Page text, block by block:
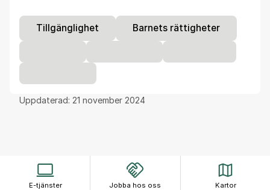
Tillgänglighet Barnets rättigheter
Uppdaterad: 21 november 2024
E-tjänster Jobba hos oss Kartor